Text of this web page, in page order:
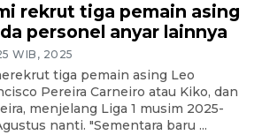
rekrut tiga pemain asing
personel anyar lainnya
WIB, 2025
tiga pemain asing Leo
Pereira Carneiro atau Kiko, dan
menjelang Liga 1 musim 2025-
nanti. "Sementara baru ...